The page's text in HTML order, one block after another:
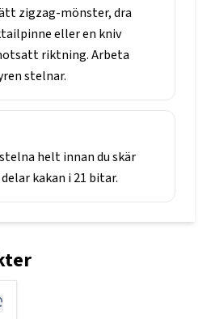
zigzag-mönster,dra
elleren kniv
riktning.Arbeta
stelnar.
stelna heltinnanduskär
delarkakan i21 bitar.